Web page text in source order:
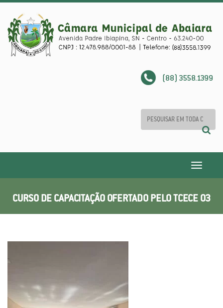
(88) 3558.1399
Toggle
CURSO DE CAPACITAÇÃO OFERTADO PELO TCECE 03